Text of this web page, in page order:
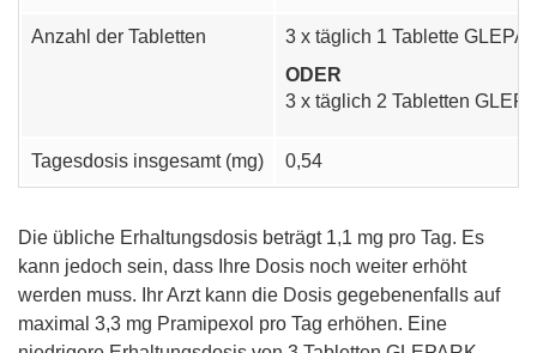
Anzahl der Tabletten
3 x täglich 1 Tablette
ODER
3 x täglich 2 Tabletten
Tagesdosis insgesamt (mg) 0,54
Die übliche Erhaltungsdosis beträgt 1,1 mg pro Tag. Es
kann jedoch sein, dass Ihre Dosis noch weiter erhöht
werden muss. Ihr Arzt kann die Dosis gegebenenfalls auf
maximal 3,3 mg Pramipexol pro Tag erhöhen. Eine